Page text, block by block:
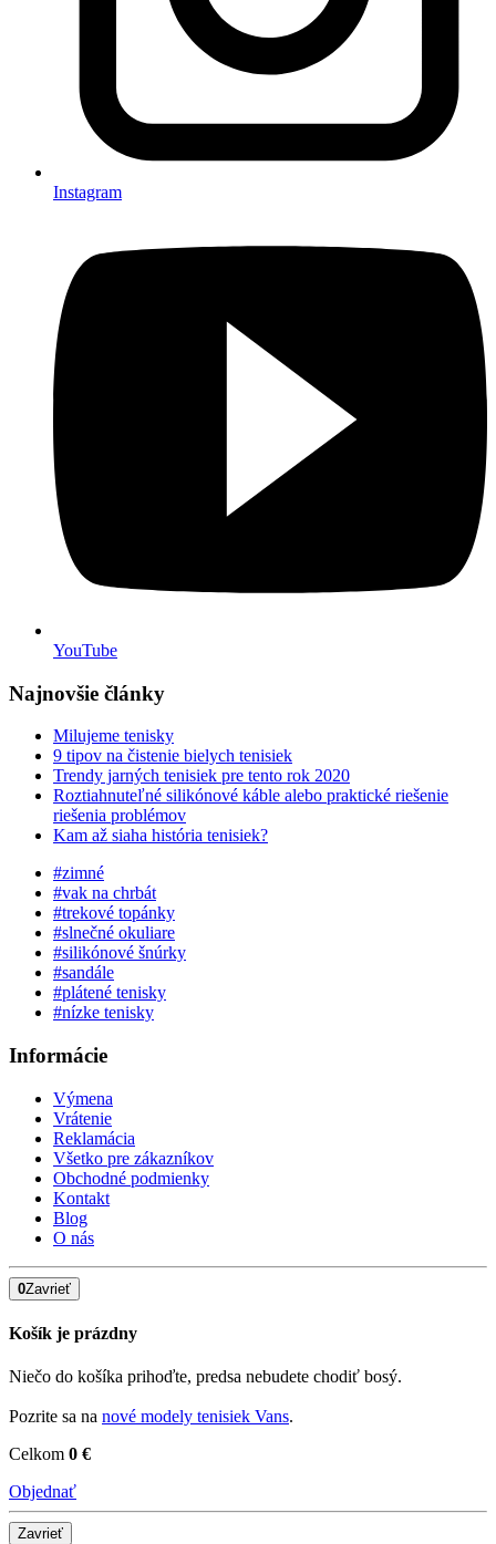
Instagram
YouTube
Najnovšie články
Milujeme tenisky
9 tipov na čistenie bielych tenisiek
Trendy jarných tenisiek pre tento rok 2020
Roztiahnuteľné silikónové káble alebo praktické riešenie
riešenia problémov
Kam až siaha história tenisiek?
#zimné
#vak na chrbát
#trekové topánky
#slnečné okuliare
#silikónové šnúrky
#sandále
#plátené tenisky
#nízke tenisky
Informácie
Výmena
Vrátenie
Reklamácia
Všetko pre zákazníkov
Obchodné podmienky
Kontakt
Blog
O nás
0Zavrieť
Košík je prázdny
Niečo do košíka prihoďte, predsa nebudete chodiť bosý.
Pozrite sa na nové modely tenisiek Vans.
Celkom 0 €
Objednať
Zavrieť